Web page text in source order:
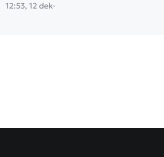
12:53, 12 dek·